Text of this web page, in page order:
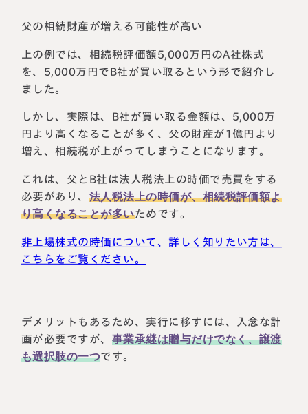
父の相続財産が増える可能性が高い
上の例では、相続税評価額5,000万円のA社株式
を、5,000万円でB社が買い取るという形で紹介し
ました。
しかし、実際は、B社が買い取る金額は、5,000万
円より高くなることが多く、父の財産が1億円より
増え、相続税が上がってしまうことになります。
これは、父とB社は法人税法上の時価で売買をする
必要があり、法人税法上の時価が、相続税評価額よ
り高くなることが多いためです。
非上場株式の時価について、詳しく知りたい方は、
こちらをご覧ください。
デメリットもあるため、実行に移すには、入念な計
画が必要ですが、事業承継は贈与だけでなく、譲渡
も選択肢の一つです。